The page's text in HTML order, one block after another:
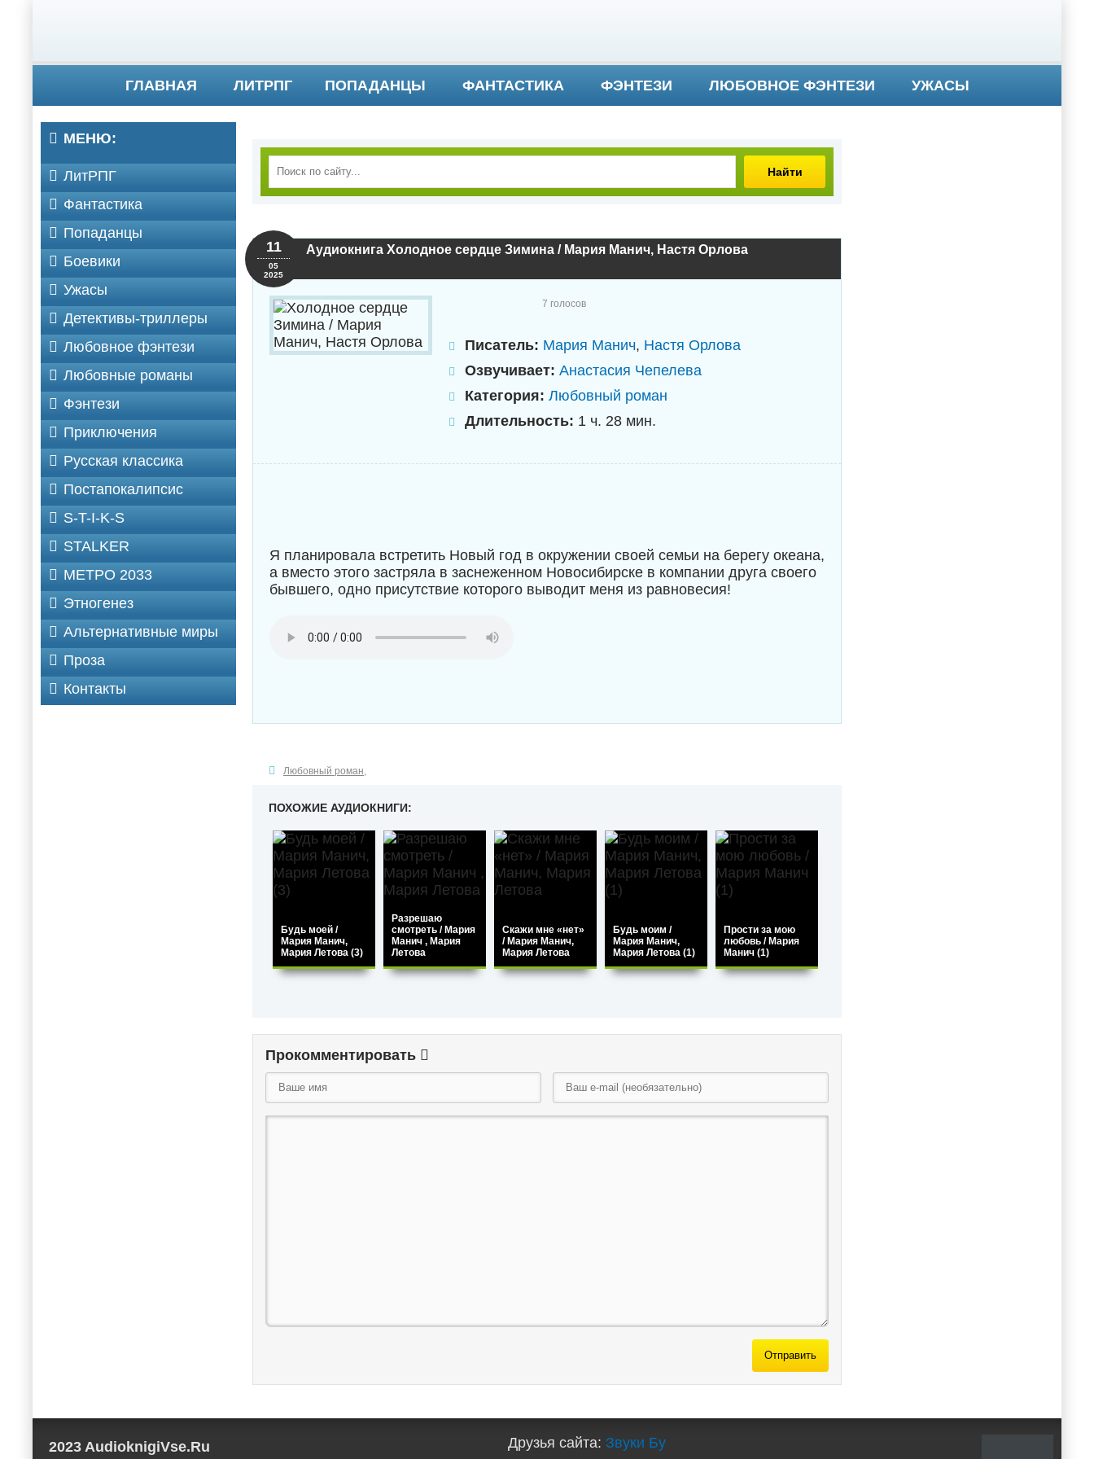
ГЛАВНАЯ ЛИТРПГ ПОПАДАНЦЫ ФАНТАСТИКА ФЭНТЕЗИ ЛЮБОВНОЕ ФЭНТЕЗИ УЖАСЫ
Найти
Аудиокнига Холодное сердце Зимина / Мария Манич, Настя Орлова
11
05
2025
7 голосов
Писатель: Мария Манич, Настя Орлова
Озвучивает: Анастасия Чепелева
Категория: Любовный роман
Длительность: 1 ч. 28 мин.
Я планировала встретить Новый год в окружении своей семьи на берегу океана,
а вместо этого застряла в заснеженном Новосибирске в компании друга своего
бывшего, одно присутствие которого выводит меня из равновесия!
Любовный роман,
ПОХОЖИЕ АУДИОКНИГИ:
Будь моей /
Мария Манич,
Мария Летова (3)
Разрешаю
смотреть / Мария
Манич , Мария
Летова
Скажи мне «нет»
/ Мария Манич,
Мария Летова
Будь моим /
Мария Манич,
Мария Летова (1)
Прости за мою
любовь / Мария
Манич (1)
Прокомментировать
Отправить
МЕНЮ:
ЛитРПГ
Фантастика
Попаданцы
Боевики
Ужасы
Детективы-триллеры
Любовное фэнтези
Любовные романы
Фэнтези
Приключения
Русская классика
Постапокалипсис
S-T-I-K-S
STALKER
МЕТРО 2033
Этногенез
Альтернативные миры
Проза
Контакты
2023 AudioknigiVse.Ru Друзья сайта: Звуки Бу